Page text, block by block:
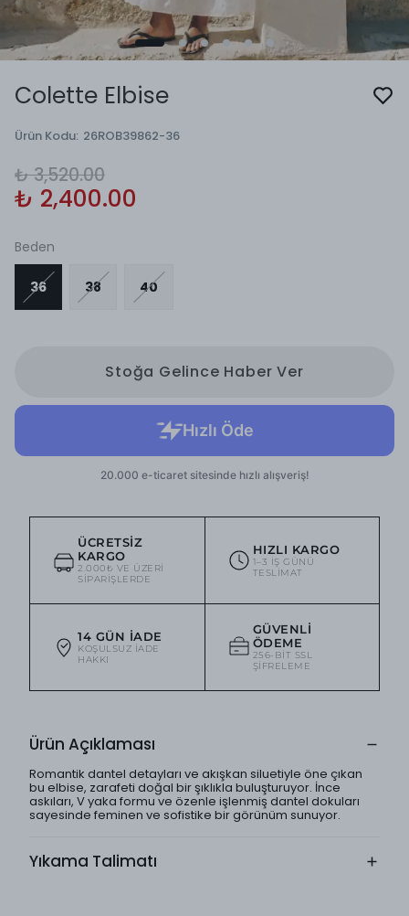
Colette Elbise
Ürün Kodu: 26ROB39862-36
₺ 3,520.00
₺ 2,400.00
Beden
36 38 40
Stoğa Gelince Haber Ver
ÜCRETSIZ
KARGO
2.000₺ VE ÜZERI
SIPARIŞLERDE
HIZLI KARGO
1–3 IŞ GÜNÜ
TESLIMAT
14 GÜN İADE
KOŞULSUZ IADE
HAKKI
GÜVENLI
ÖDEME
256-BIT SSL
ŞIFRELEME
Ürün Açıklaması
Romantik dantel detayları ve akışkan siluetiyle öne çıkan
bu elbise, zarafeti doğal bir şıklıkla buluşturuyor. İnce
askıları, V yaka formu ve özenle işlenmiş dantel dokuları
sayesinde feminen ve sofistike bir görünüm sunuyor.
Yıkama Talimatı